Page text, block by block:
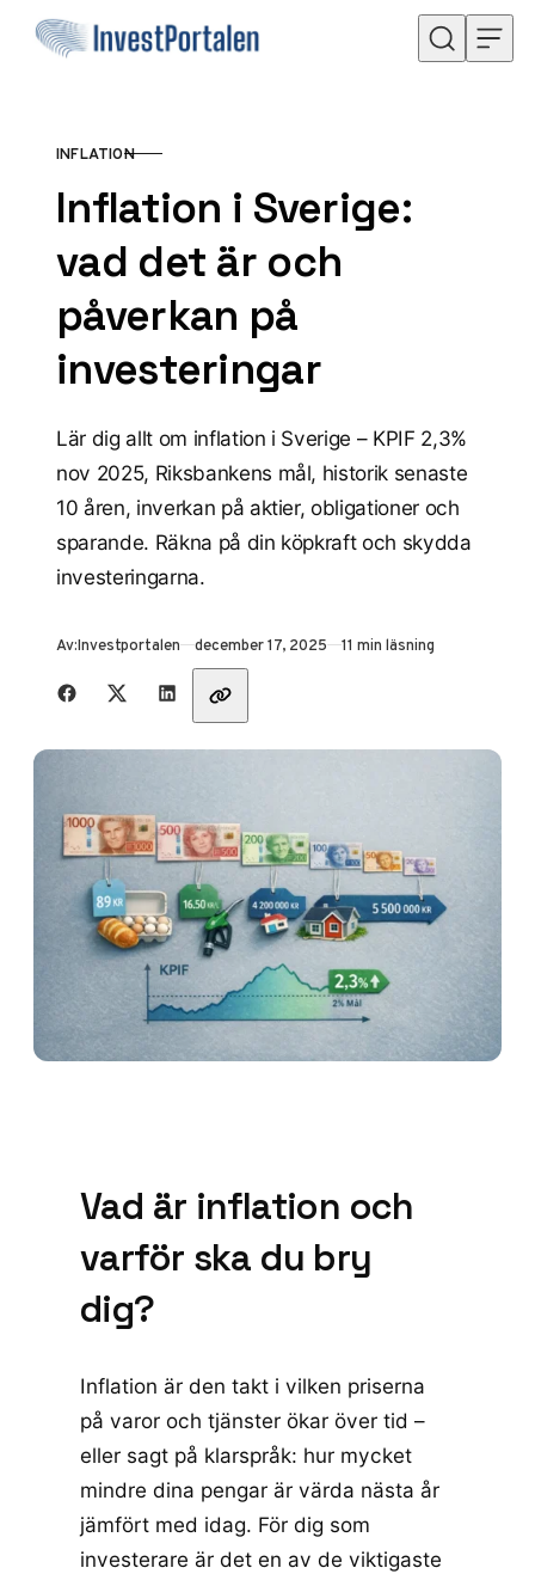
Hoppa till innehåll
KATEGORI
INFLATION
Inflation i Sverige:
vad det är och
påverkan på
investeringar
Lär dig allt om inflation i Sverige – KPIF 2,3%
nov 2025, Riksbankens mål, historik senaste
10 åren, inverkan på aktier, obligationer och
sparande. Räkna på din köpkraft och skydda
investeringarna.
Av:Investportalen Publicerad
december 17, 2025 11 min läsning
Dela med vänner
Vad är inflation och
varför ska du bry
dig?
Inflation är den takt i vilken priserna
på varor och tjänster ökar över tid –
eller sagt på klarspråk: hur mycket
mindre dina pengar är värda nästa år
jämfört med idag. För dig som
investerare är det en av de viktigaste